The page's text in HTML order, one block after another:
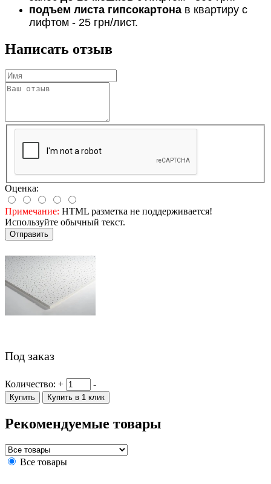
подъем листа гипсокартона в квартиру с
лифтом - 25 грн/лист.
Написать отзыв
Оценка:
Примечание: HTML разметка не поддерживается!
Используйте обычный текст.
Отправить
Под заказ
Количество: + -
Купить Купить в 1 клик
Рекомендуемые товары
Все товары